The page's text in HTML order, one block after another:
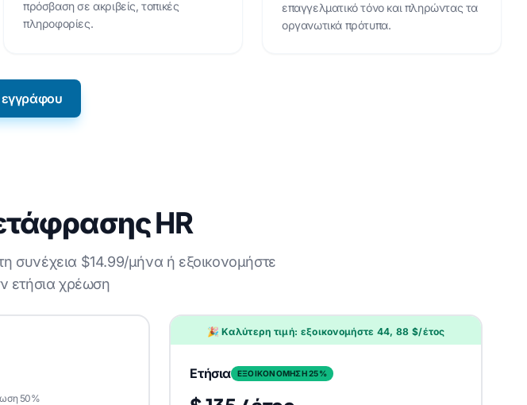
πρόσβαση σε ακριβείς, τοπικές
πληροφορίες.
επαγγελματικό τόνο και πληρώντας τα
οργανωτικά πρότυπα.
HR
συνέχεια $14.99/μήνα ή εξοικονομήστε
ετήσια χρέωση
50%
🎉 Καλύτερη τιμή: εξοικονομήστε 44, 88 $/έτος
Ετήσια ΕΞΟΙΚΟΝΟΜΗΣΗ 25%